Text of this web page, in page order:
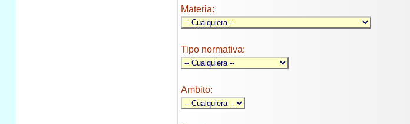
Materia:
Tipo normativa:
Ambito: